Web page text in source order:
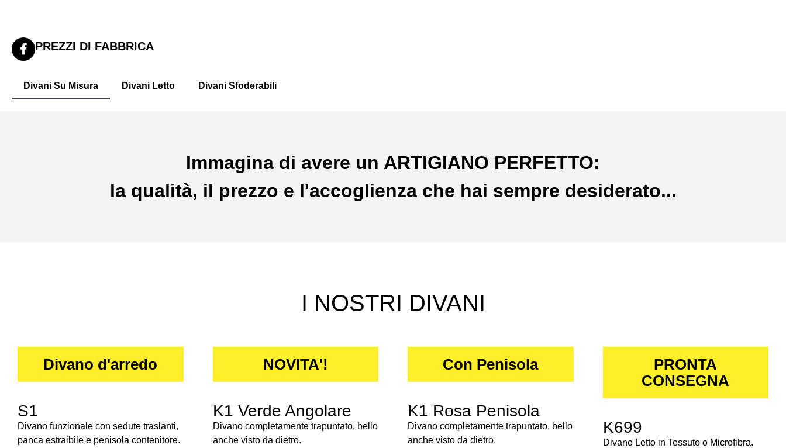
PREZZI DI FABBRICA
Divani Su Misura Divani Letto Divani Sfoderabili
Immagina di avere un ARTIGIANO PERFETTO:
la qualità, il prezzo e l'accoglienza che hai sempre desiderato...
I NOSTRI DIVANI
Divano d'arredo
S1
Divano funzionale con sedute traslanti,
panca estraibile e penisola contenitore.
NOVITA'!
K1 Verde Angolare
Divano completamente trapuntato, bello
anche visto da dietro.
Con Penisola
K1 Rosa Penisola
Divano completamente trapuntato, bello
anche visto da dietro.
PRONTA
CONSEGNA
K699
Divano Letto in Tessuto o Microfibra.